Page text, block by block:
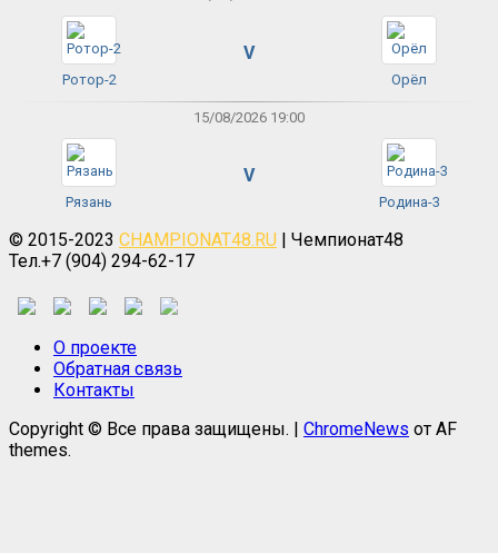
Ротор-2
V
Орёл
15/08/2026 19:00
Рязань
V
Родина-3
© 2015-2023 CHAMPIONAT48.RU | Чемпионат48
Тел.+7 (904) 294-62-17
О проекте
Обратная связь
Контакты
Copyright © Все права защищены. | ChromeNews от AF
themes.